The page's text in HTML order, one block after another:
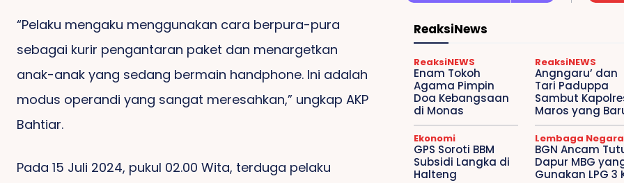
“Pelaku mengaku menggunakan cara berpura-pura
sebagai kurir pengantaran paket dan menargetkan
anak-anak yang sedang bermain handphone. Ini adalah
modus operandi yang sangat meresahkan,” ungkap AKP
Bahtiar.
Pada 15 Juli 2024, pukul 02.00 Wita, terduga pelaku
ReaksiNews
ReaksiNEWS
Enam Tokoh
Agama Pimpin
Doa Kebangsaan
di Monas
ReaksiNEWS
Angngaru’ dan
Tari Paduppa
Sambut
Maros yang
Ekonomi
GPS Soroti BBM
Subsidi Langka di
Halteng
Lembaga Negara
BGN Ancam
Dapur MBG
Gunakan LPG 3